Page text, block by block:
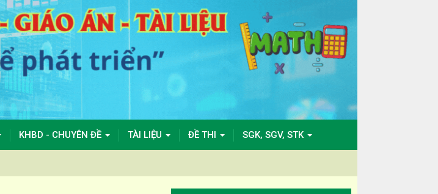
KHBD - CHUYÊN ĐỀ TÀI LIỆU ĐỀ THI SGK, SGV, STK